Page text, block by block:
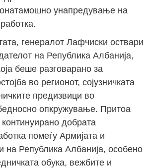
унапредување на
генералот Лафчиски оствари
на Република Албанија,
беше разговарано за
во регионот, сојузничката
предизвици во
опкружување. Притоа
добрата
помеѓу Армијата и
на Република Албанија, особено
обука, вежбите и